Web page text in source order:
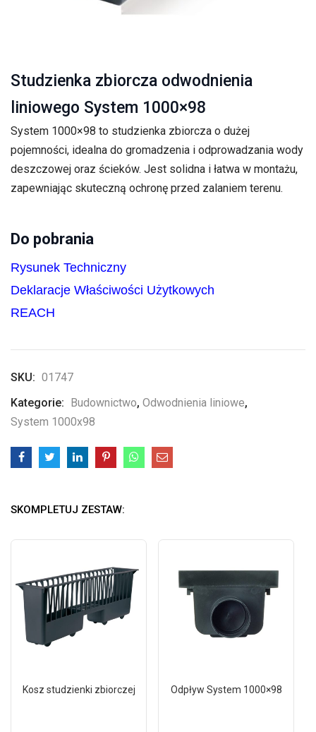
Studzienka zbiorcza odwodnienia
liniowego System 1000×98
System 1000×98 to studzienka zbiorcza o dużej
pojemności, idealna do gromadzenia i odprowadzania wody
deszczowej oraz ścieków. Jest solidna i łatwa w montażu,
zapewniając skuteczną ochronę przed zalaniem terenu.
Do pobrania
Rysunek Techniczny
Deklaracje Właściwości Użytkowych
REACH
SKU: 01747
Kategorie: Budownictwo, Odwodnienia liniowe,
System 1000x98
SKOMPLETUJ ZESTAW:
Kosz studzienki zbiorczej Odpływ System 1000×98